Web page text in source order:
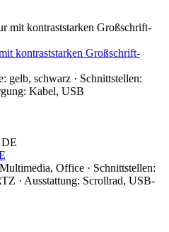
kontraststarken Großschrift-
gelb, schwarz · Schnittstellen:
Kabel, USB
Office · Schnittstellen:
· Ausstattung: Scrollrad, USB-